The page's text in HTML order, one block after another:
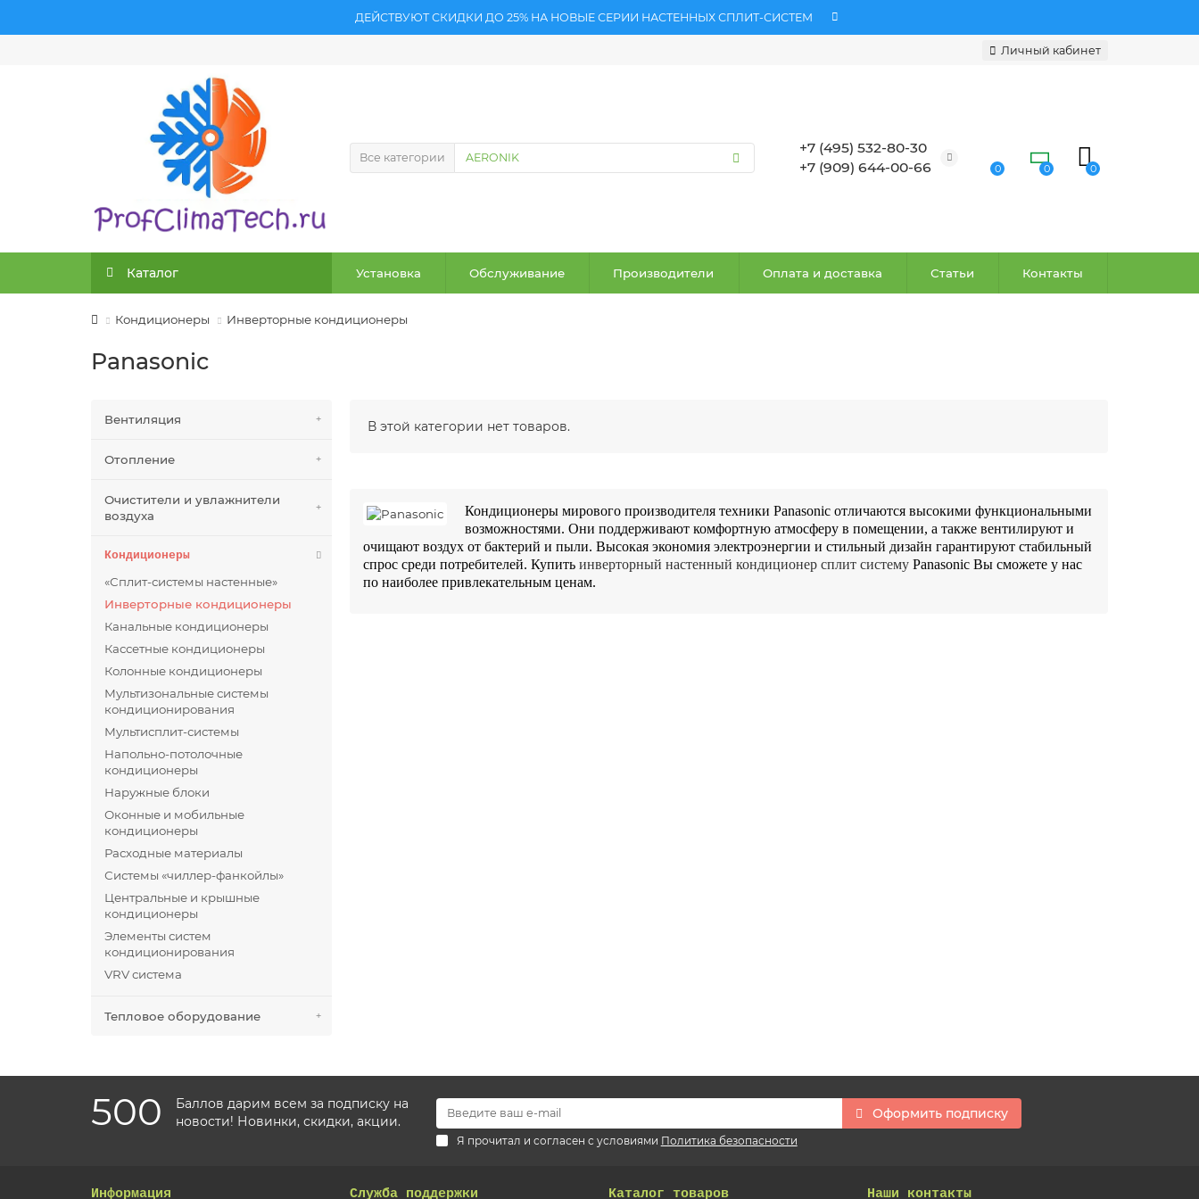
ДЕЙСТВУЮТ СКИДКИ ДО 25% НА НОВЫЕ СЕРИИ НАСТЕННЫХ СПЛИТ-СИСТЕМ
Личный кабинет
Все категории
+7 (495) 532-80-30
+7 (909) 644-00-66
0 0 0
Каталог Установка Обслуживание Производители Оплата и доставка Статьи Контакты
Кондиционеры Инверторные кондиционеры
Panasonic
Вентиляция
Отопление
Очистители и увлажнители
воздуха
Кондиционеры
«Сплит-системы настенные»
Инверторные кондиционеры
Канальные кондиционеры
Кассетные кондиционеры
Колонные кондиционеры
Мультизональные системы
кондиционирования
Мультисплит-системы
Напольно-потолочные
кондиционеры
Наружные блоки
Оконные и мобильные
кондиционеры
Расходные материалы
Системы «чиллер-фанкойлы»
Центральные и крышные
кондиционеры
Элементы систем
кондиционирования
VRV система
Тепловое оборудование
В этой категории нет товаров.
Кондиционеры мирового производителя техники Panasonic отличаются высокими функциональными
возможностями. Они поддерживают комфортную атмосферу в помещении, а также вентилируют и
очищают воздух от бактерий и пыли. Высокая экономия электроэнергии и стильный дизайн гарантируют стабильный
спрос среди потребителей. Купить инверторный настенный кондиционер сплит систему Panasonic Вы сможете у нас
по наиболее привлекательным ценам.
500
Баллов дарим всем за подписку на
новости! Новинки, скидки, акции.
Оформить подписку
Я прочитал и согласен с условиями Политика безопасности
Информация Служба поддержки Каталог товаров Наши контакты